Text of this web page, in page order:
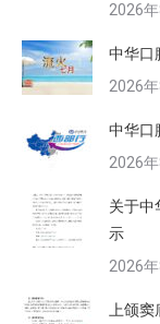
2026
中华口
2026
中华口
2026
关于中
示
2026
上颌